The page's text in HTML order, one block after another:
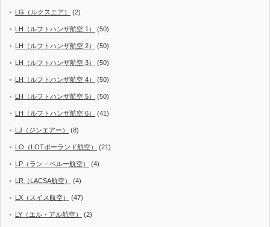
LG（ルクスエア） (2)
LH（ルフトハンザ航空 1） (50)
LH（ルフトハンザ航空 2） (50)
LH（ルフトハンザ航空 3） (50)
LH（ルフトハンザ航空 4） (50)
LH（ルフトハンザ航空 5） (50)
LH（ルフトハンザ航空 6） (41)
LJ（ジンエアー） (8)
LO（LOTポーランド航空） (21)
LP（ラン・ペルー航空） (4)
LR（LACSA航空） (4)
LX（スイス航空） (47)
LY（エル・アル航空） (2)